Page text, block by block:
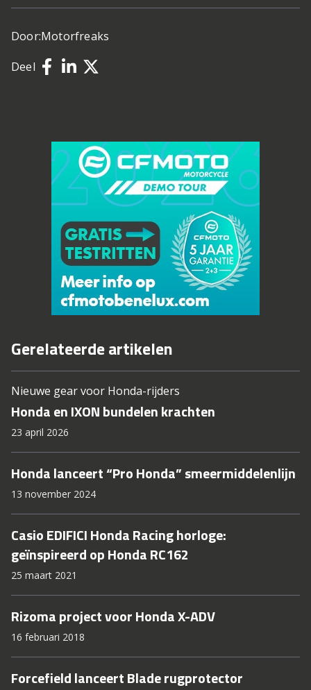
Door:Motorfreaks
Deel
Gerelateerde artikelen
Nieuwe gear voor Honda-rijders
Honda en IXON bundelen krachten
23 april 2026
Honda lanceert “Pro Honda” smeermiddelenlijn
13 november 2024
Casio EDIFICI Honda Racing horloge:
geïnspireerd op Honda RC162
25 maart 2021
Rizoma project voor Honda X-ADV
16 februari 2018
Forcefield lanceert Blade rugprotector